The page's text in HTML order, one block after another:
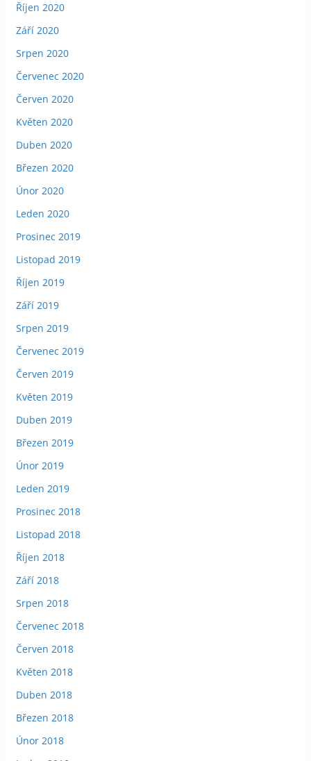
Říjen 2020
Září 2020
Srpen 2020
Červenec 2020
Červen 2020
Květen 2020
Duben 2020
Březen 2020
Únor 2020
Leden 2020
Prosinec 2019
Listopad 2019
Říjen 2019
Září 2019
Srpen 2019
Červenec 2019
Červen 2019
Květen 2019
Duben 2019
Březen 2019
Únor 2019
Leden 2019
Prosinec 2018
Listopad 2018
Říjen 2018
Září 2018
Srpen 2018
Červenec 2018
Červen 2018
Květen 2018
Duben 2018
Březen 2018
Únor 2018